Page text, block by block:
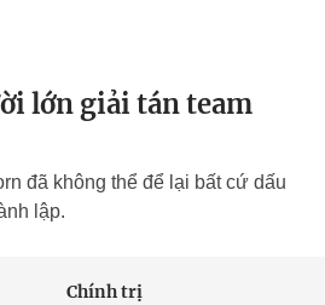
lớn giải tán team
đã không thể để lại bất cứ dấu
lập.
Chính trị